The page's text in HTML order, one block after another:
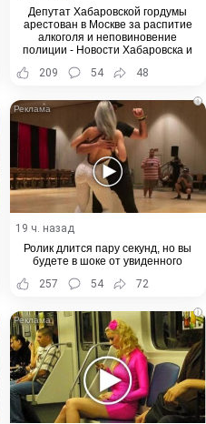
Депутат Хабаровской гордумы
арестован в Москве за распитие
алкоголя и неповиновение
полиции - Новости Хабаровска и
209 54 48
i
19 ч. назад
Ролик длится пару секунд, но вы
будете в шоке от увиденного
257
54 72
i